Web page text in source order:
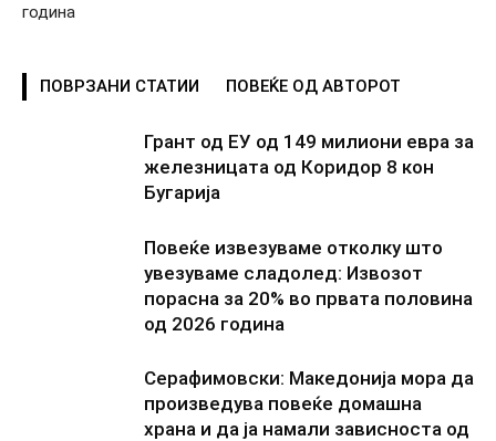
година
ПОВРЗАНИ СТАТИИ ПОВЕЌЕ ОД АВТОРОТ
Грант од ЕУ од 149 милиони евра за
железницата од Коридор 8 кон
Бугарија
Повеќе извезуваме отколку што
увезуваме сладолед: Извозот
порасна за 20% во првата половина
од 2026 година
Серафимовски: Македонија мора да
произведува повеќе домашна
храна и да ја намали зависноста од